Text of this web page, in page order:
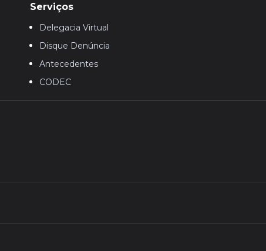
Serviços
Delegacia Virtual
Disque Denúncia
Antecedentes
CODEC